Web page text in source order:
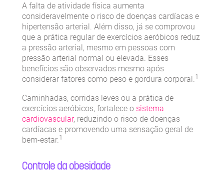
A falta de atividade física aumenta
consideravelmente o risco de doenças cardíacas e
hipertensão arterial. Além disso, já se comprovou
que a prática regular de exercícios aeróbicos reduz
a pressão arterial, mesmo em pessoas com
pressão arterial normal ou elevada. Esses
benefícios são observados mesmo após
considerar fatores como peso e gordura corporal.1
Caminhadas, corridas leves ou a prática de
exercícios aeróbicos, fortalece o sistema
cardiovascular, reduzindo o risco de doenças
cardíacas e promovendo uma sensação geral de
bem-estar.1
Controle da obesidade